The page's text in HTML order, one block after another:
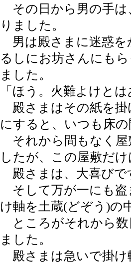
その日から男の手は
りました。
男は殿さまに迷惑を
るしにお坊さんにも
ました。
「ほう。火難よけと
殿さまはその紙を掛
にすると、いつも床
それから間もなく屋
したが、この屋敷だ
殿さまは、大喜びで
そして万が一にも盗
け軸を土蔵(どぞう)の
ところがそれから数
ました。
殿さまは急いで掛け